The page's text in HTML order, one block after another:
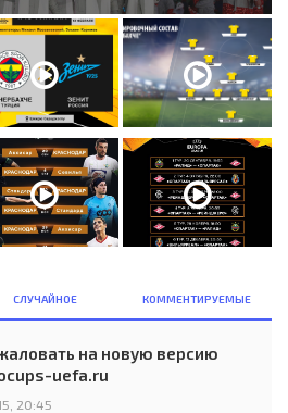
СЛУЧАЙНОЕ КОММЕНТИРУЕМЫЕ
на новую версию
uefa.ru
20:45